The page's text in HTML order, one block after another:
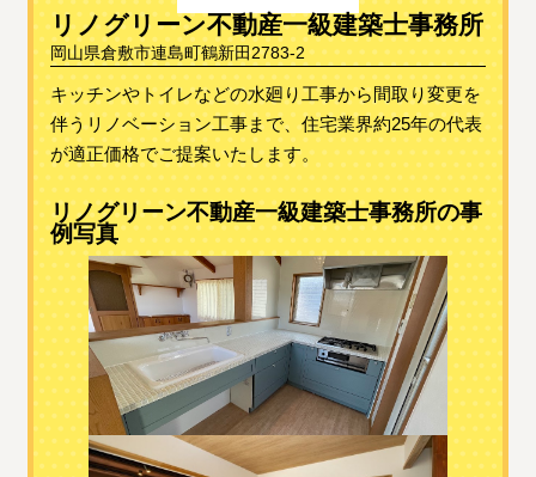
リノグリーン不動産一級建築士事務所
岡山県倉敷市連島町鶴新田2783-2
キッチンやトイレなどの水廻り工事から間取り変更を
伴うリノベーション工事まで、住宅業界約25年の代表
が適正価格でご提案いたします。
リノグリーン不動産一級建築士事務所の事
例写真